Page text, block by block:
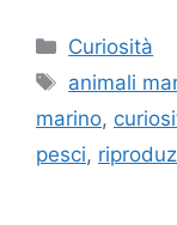
Categorie
Curiosità
Tag
animali
marino,
pesci,